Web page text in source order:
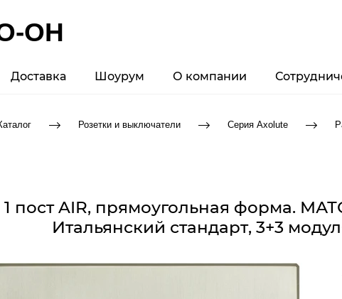
ОН
Доставка Шоурум О компании
Розетки и выключатели Серия Axolute
1 пост AIR, прямоугольная форма.
Итальянский стандарт, 3+3